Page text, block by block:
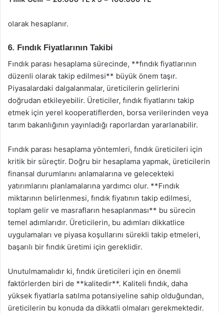
olarak hesaplanır.
6. Fındık Fiyatlarının Takibi
Fındık parası hesaplama sürecinde, **fındık fiyatlarının
düzenli olarak takip edilmesi** büyük önem taşır.
Piyasalardaki dalgalanmalar, üreticilerin gelirlerini
doğrudan etkileyebilir. Üreticiler, fındık fiyatlarını takip
etmek için yerel kooperatiflerden, borsa verilerinden veya
tarım bakanlığının yayınladığı raporlardan yararlanabilir.
Fındık parası hesaplama yöntemleri, fındık üreticileri için
kritik bir süreçtir. Doğru bir hesaplama yapmak, üreticilerin
finansal durumlarını anlamalarına ve gelecekteki
yatırımlarını planlamalarına yardımcı olur. **Fındık
miktarının belirlenmesi, fındık fiyatının takip edilmesi,
toplam gelir ve masrafların hesaplanması** bu sürecin
temel adımlarıdır. Üreticilerin, bu adımları dikkatlice
uygulamaları ve piyasa koşullarını sürekli takip etmeleri,
başarılı bir fındık üretimi için gereklidir.
Unutulmamalıdır ki, fındık üreticileri için en önemli
faktörlerden biri de **kalitedir**. Kaliteli fındık, daha
yüksek fiyatlarla satılma potansiyeline sahip olduğundan,
üreticilerin bu konuda da dikkatli olmaları gerekmektedir.